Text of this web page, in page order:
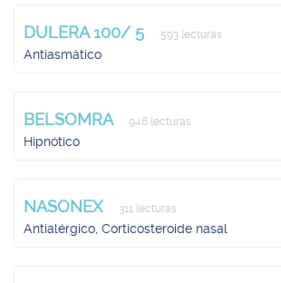
DULERA 100/ 5 593 lecturas
Antiasmático
BELSOMRA 946 lecturas
Hipnótico
NASONEX 311 lecturas
Antialérgico, Corticosteroide nasal